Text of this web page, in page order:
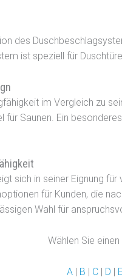
des
ist speziell für
im Vergleich zu
für Saunen. Ein
sich in seiner Eignung
für Kunden, die
Wahl für
Wählen Sie
A | B | C | D | E